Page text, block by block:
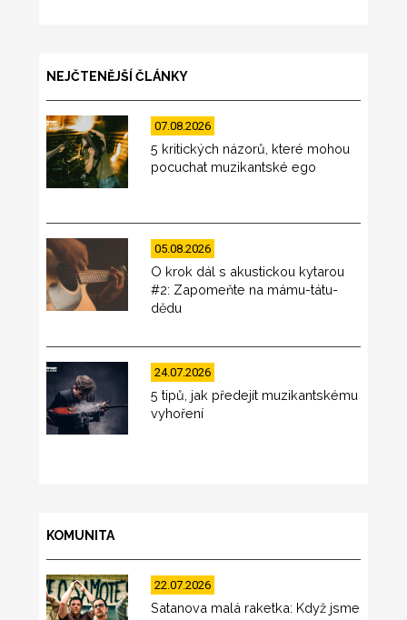
NEJČTENĚJŠÍ ČLÁNKY
07.08.2026
5 kritických názorů, které mohou
pocuchat muzikantské ego
05.08.2026
O krok dál s akustickou kytarou
#2: Zapomeňte na mámu-tátu-
dědu
24.07.2026
5 tipů, jak předejít muzikantskému
vyhoření
KOMUNITA
22.07.2026
Satanova malá raketka: Když jsme